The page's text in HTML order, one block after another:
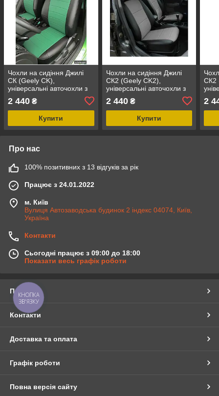
Чохли на сидіння Джилі
СК (Geely CK),
універсальні авточохли з
екошкіри в Україні Чорно-
зелений
2 440 ₴
Купити
Чохли на сидіння Джилі
СК2 (Geely CK2),
універсальні авточохли з
екошкіри в Україні Чорно-
сірий
2 440₴
Купити
СК2
2
Про нас
100% позитивних з 13 відгуків за рік
Працює з 24.01.2022
м. Київ
Вулиця Автозаводська будинок 2 індекс 04074, Київ,
Україна
Контакти
Сьогодні працює з 09:00 до 18:00
Показати весь графік роботи
Про нас
Контакти
Доставка та оплата
Графік роботи
Повна версія сайту
КНОПКА
ЗВ'ЯЗКУ